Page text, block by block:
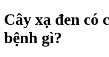
Cây xạ đen có
bệnh gì?